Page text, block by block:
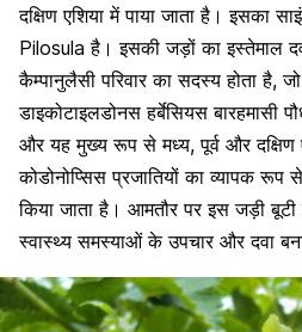
दक्षिण एशिया में पाया जाता है। इसका
Pilosula है। इसकी जड़ों का इस्तेमाल
कैम्पानुलैसी परिवार का सदस्य होता है,
डाइकोटाइलडोनस हर्बेसियस बारहमासी
और यह मुख्य रूप से मध्य, पूर्व और दक्षिण
कोडोनोप्सिस प्रजातियों का व्यापक रूप
किया जाता है। आमतौर पर इस जड़ी
स्वास्थ्य समस्याओं के उपचार और दवा